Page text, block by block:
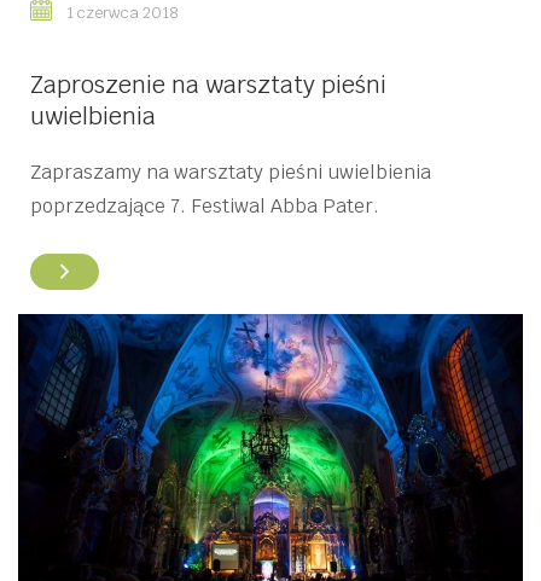
1 czerwca 2018
Zaproszenie na warsztaty pieśni
uwielbienia
Zapraszamy na warsztaty pieśni uwielbienia
poprzedzające 7. Festiwal Abba Pater.